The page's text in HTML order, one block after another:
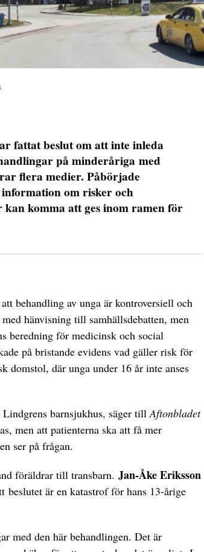
fattat beslut om att inte inleda
på minderåriga med
flera medier. Påbörjade
om risker och
komma att ges inom ramen för
behandling av unga är kontroversiell och
hänvisning till samhällsdebatten, men
beredning för medicinsk och social
på bristande evidens vad gäller risk för
domstol, där unga under 16 år inte anses
barnsjukhus, säger tillAftonbladet
men att patienterna ska att få mer
ser på frågan.
föräldrar till transbarn. Jan-Åke Eriksson
beslutet är en katastrof för hans 13-årige
med den här behandlingen. Det är